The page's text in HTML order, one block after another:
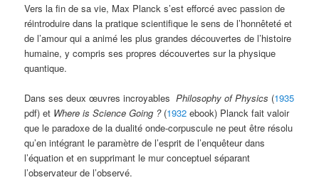
Vers la fin de sa vie, Max Planck s’est efforcé avec passion de
réintroduire dans la pratique scientifique le sens de l’honnêteté et
de l’amour qui a animé les plus grandes découvertes de l’histoire
humaine, y compris ses propres découvertes sur la physique
quantique.
Dans ses deux œuvres incroyablesPhilosophy of Physics (1935
pdf) et Where is Science Going ? (1932 ebook) Planck fait valoir
que le paradoxe de la dualité onde-corpuscule ne peut être résolu
qu’en intégrant le paramètre de l’esprit de l’enquêteur dans
l’équation et en supprimant le mur conceptuel séparant
l’observateur de l’observé.